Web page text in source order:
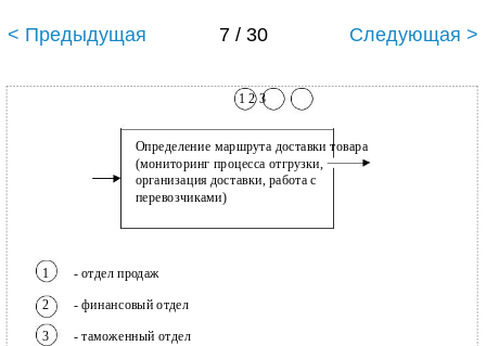
< Предыдущая 7 / 30 Следующая >
1 2 3
Определение маршрута доставки товара
(мониторинг процесса отгрузки,
организация доставки, работа с
перевозчиками)
1 - отдел продаж
2 - финансовый отдел
3 - таможенный отдел